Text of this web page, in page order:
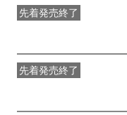
先着発売終了
先着発売終了